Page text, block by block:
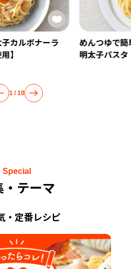
ナーラ
めんつゆで簡単！
明太子パスタ
2 /10
Special
・テーマ
・定番レシピ